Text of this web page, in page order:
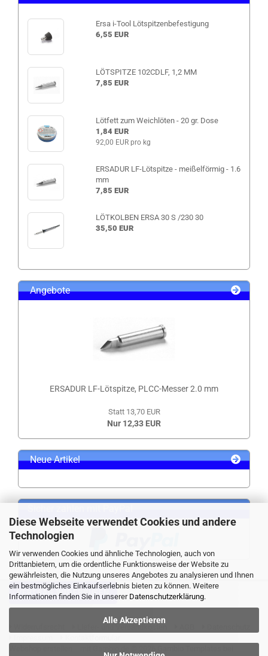
Diese Webseite verwendet Cookies und andere
Technologien
Wir verwenden Cookies und ähnliche Technologien, auch von
Drittanbietern, um die ordentliche Funktionsweise der Website zu
gewährleisten, die Nutzung unseres Angebotes zu analysieren und Ihnen
ein bestmögliches Einkaufserlebnis bieten zu können. Weitere
Informationen finden Sie in unserer Datenschutzerklärung.
Alle Akzeptieren
Ersa i-Tool Lötspitzenbefestigung
6,55 EUR
LÖTSPITZE 102CDLF, 1,2 MM
7,85 EUR
Lötfett zum Weichlöten - 20 gr. Dose
1,84 EUR
92,00 EUR pro kg
ERSADUR LF-Lötspitze - meißelförmig - 1.6
mm
7,85 EUR
LÖTKOLBEN ERSA 30 S /230 30
35,50 EUR
Angebote
ERSADUR LF-Lötspitze, PLCC-Messer 2.0 mm
Statt 13,70 EUR
Nur 12,33 EUR
Neue Artikel
VERTRAG WIDERRUFEN
Liefer- und Versandkosten